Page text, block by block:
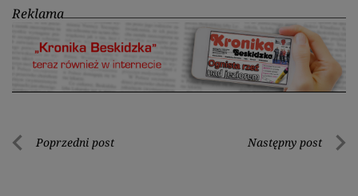
Reklama
Nawigacja
Poprzedni post Następny post